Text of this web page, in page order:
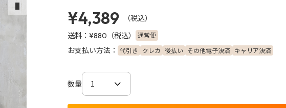
次のスライド ¥4,389
（税込）
送料： ¥880 （税込） 通常便
お支払い方法： 代引き クレカ 後払い その他電子決済 キャリア決済
数量